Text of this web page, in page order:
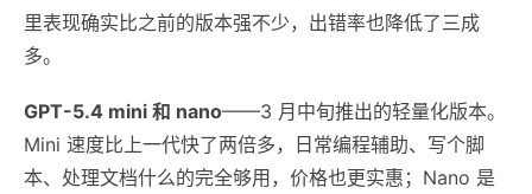
里表现确实比之前的版本强不少，出错率也降低了三成
多。
GPT-5.4 mini 和 nano——3 月中旬推出的轻量化版本。
Mini 速度比上一代快了两倍多，日常编程辅助、写个脚
本、处理文档什么的完全够用，价格也更实惠；Nano 是